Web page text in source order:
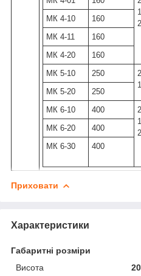
МК 4-10
160
МК 4-11
160
МК 4-20
160
МК 5-10
250
МК 5-20
250
МК 6-10
400
МК 6-20
400
МК 6-30
400
Приховати
Характеристики
Габаритні розміри
Висота